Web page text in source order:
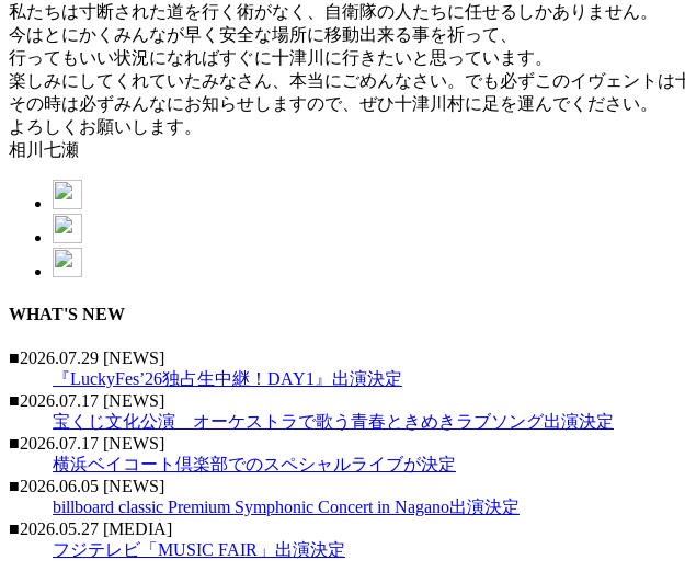
私たちは寸断された道を行く術がなく、自衛隊の人たちに任せるしかありません。
今はとにかくみんなが早く安全な場所に移動出来る事を祈って、
行ってもいい状況になればすぐに十津川に行きたいと思っています。
楽しみにしてくれていたみなさん、本当にごめんなさい。でも必ずこのイヴェントは
その時は必ずみんなにお知らせしますので、ぜひ十津川村に足を運んでください。
よろしくお願いします。
相川七瀬
WHAT'S NEW
■2026.07.29 [NEWS]
『LuckyFes’26独占生中継！DAY1』出演決定
■2026.07.17 [NEWS]
宝くじ文化公演 オーケストラで歌う青春ときめきラブソング出演決定
■2026.07.17 [NEWS]
横浜ベイコート倶楽部でのスペシャルライブが決定
■2026.06.05 [NEWS]
billboard classic Premium Symphonic Concert in Nagano出演決定
■2026.05.27 [MEDIA]
フジテレビ「MUSIC FAIR」出演決定